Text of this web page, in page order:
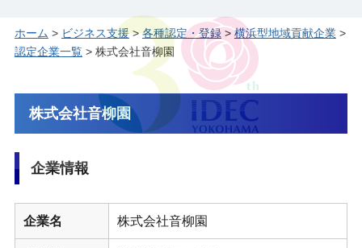
ホーム > ビジネス支援>各種認定・登録>横浜型地域貢献企業>
認定企業一覧> 株式会社音柳園
株式会社音柳園
企業情報
企業名 株式会社音柳園